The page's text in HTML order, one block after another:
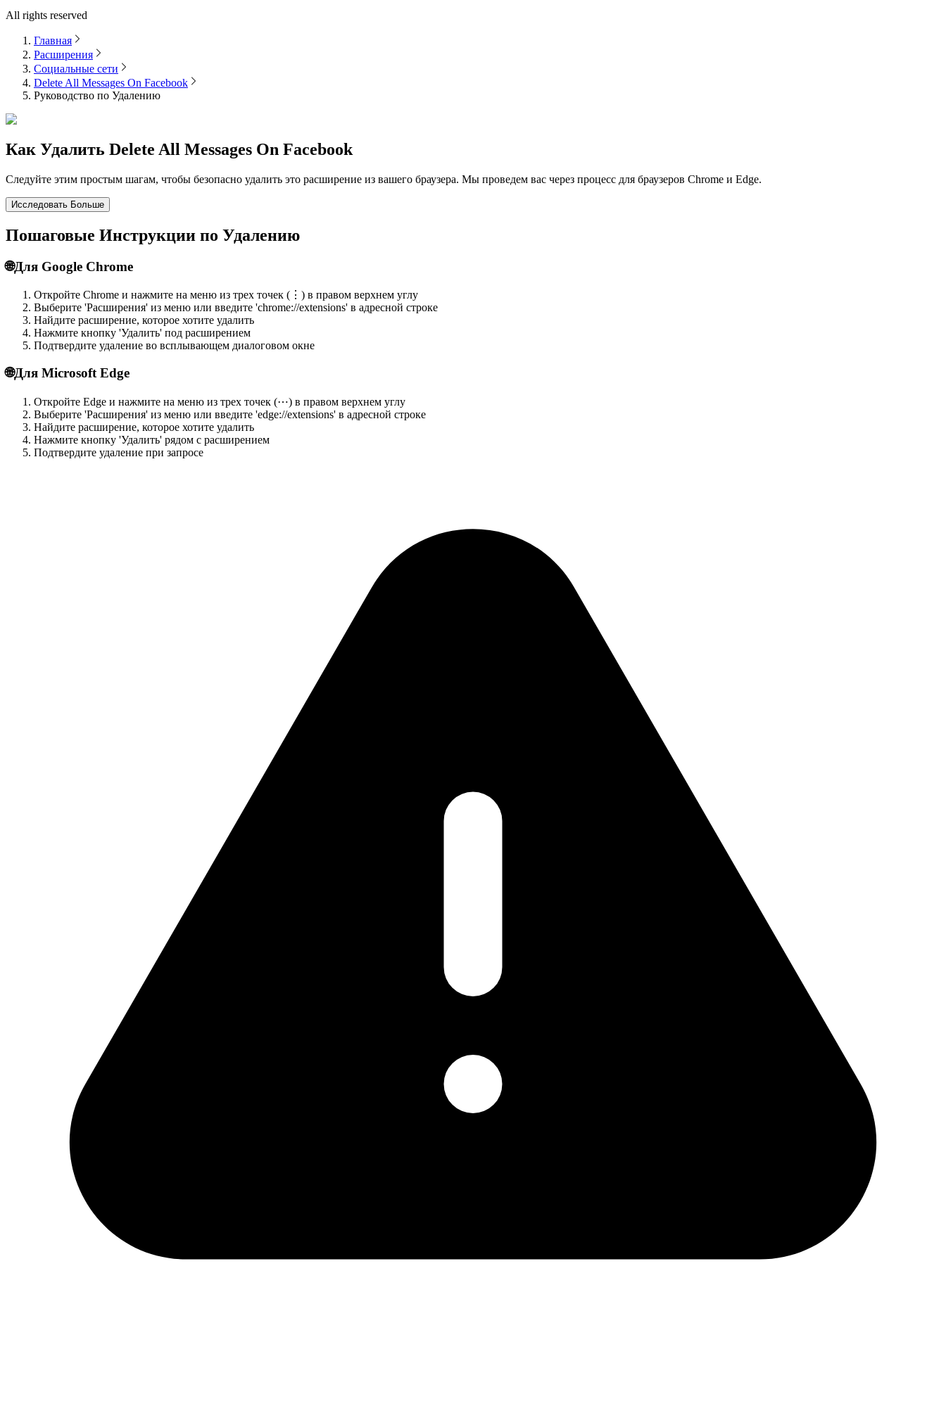
All rights reserved
Главная
Расширения
Социальные сети
Delete All Messages On Facebook
Руководство по Удалению
Как Удалить Delete All Messages On Facebook
Следуйте этим простым шагам, чтобы безопасно удалить это расширение из вашего браузера. Мы проведем вас через процесс для браузеров Chrome и Edge.
Исследовать Больше
Пошаговые Инструкции по Удалению
🌐Для Google Chrome
Откройте Chrome и нажмите на меню из трех точек (⋮) в правом верхнем углу
Выберите 'Расширения' из меню или введите 'chrome://extensions' в адресной строке
Найдите расширение, которое хотите удалить
Нажмите кнопку 'Удалить' под расширением
Подтвердите удаление во всплывающем диалоговом окне
🌐Для Microsoft Edge
Откройте Edge и нажмите на меню из трех точек (⋯) в правом верхнем углу
Выберите 'Расширения' из меню или введите 'edge://extensions' в адресной строке
Найдите расширение, которое хотите удалить
Нажмите кнопку 'Удалить' рядом с расширением
Подтвердите удаление при запросе